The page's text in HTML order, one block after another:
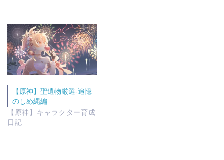
【原神】聖遺物厳選-追憶
のしめ縄編
【原神】キャラクター育成
日記